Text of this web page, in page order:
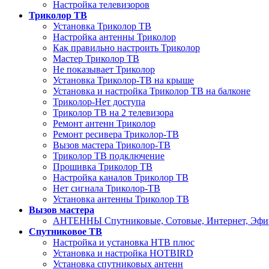
Настройка телевизоров
Триколор ТВ
Установка Триколор ТВ
Настройка антенны Триколор
Как правильно настроить Триколор
Мастер Триколор ТВ
Не показывает Триколор
Установка Триколор-ТВ на крыше
Установка и настройка Триколор ТВ на балконе
Триколор-Нет доступа
Триколор ТВ на 2 телевизора
Ремонт антенн Триколор
Ремонт ресивера Триколор-ТВ
Вызов мастера Триколор-ТВ
Триколор ТВ подключение
Прошивка Триколор ТВ
Настройка каналов Триколор ТВ
Нет сигнала Триколор-ТВ
Установка антенны Триколор ТВ
Вызов мастера
АНТЕННЫ Спутниковые, Сотовые, Интернет,
Спутниковое ТВ
Настройка и установка НТВ плюс
Установка и настройка HOTBIRD
Установка спутниковых антенн